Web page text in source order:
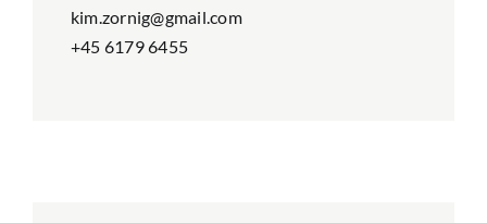
kim.zornig@gmail.com
+45 6179 6455